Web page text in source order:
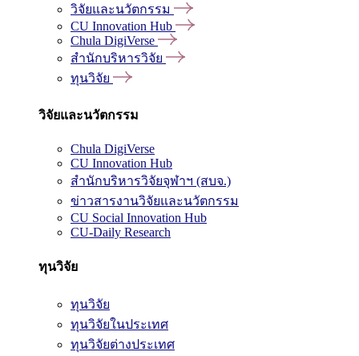
วิจัยและนวัตกรรม
CU Innovation Hub
Chula DigiVerse
สำนักบริหารวิจัย
ทุนวิจัย
วิจัยและนวัตกรรม
Chula DigiVerse
CU Innovation Hub
สำนักบริหารวิจัยจุฬาฯ (สบจ.)
ข่าวสารงานวิจัยและนวัตกรรม
CU Social Innovation Hub
CU-Daily Research
ทุนวิจัย
ทุนวิจัย
ทุนวิจัยในประเทศ
ทุนวิจัยต่างประเทศ